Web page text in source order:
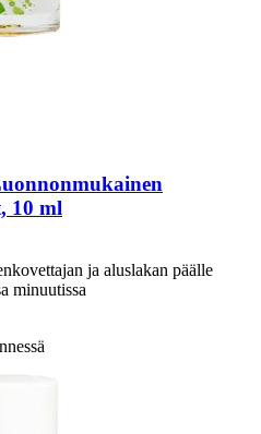
10 ml
ja aluslakan päälle
minuutissa